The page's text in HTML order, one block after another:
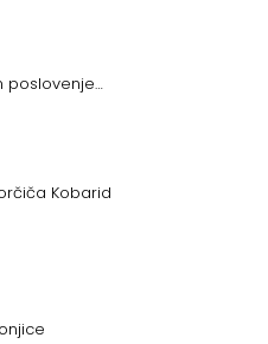
poslovenje…
Kobarid